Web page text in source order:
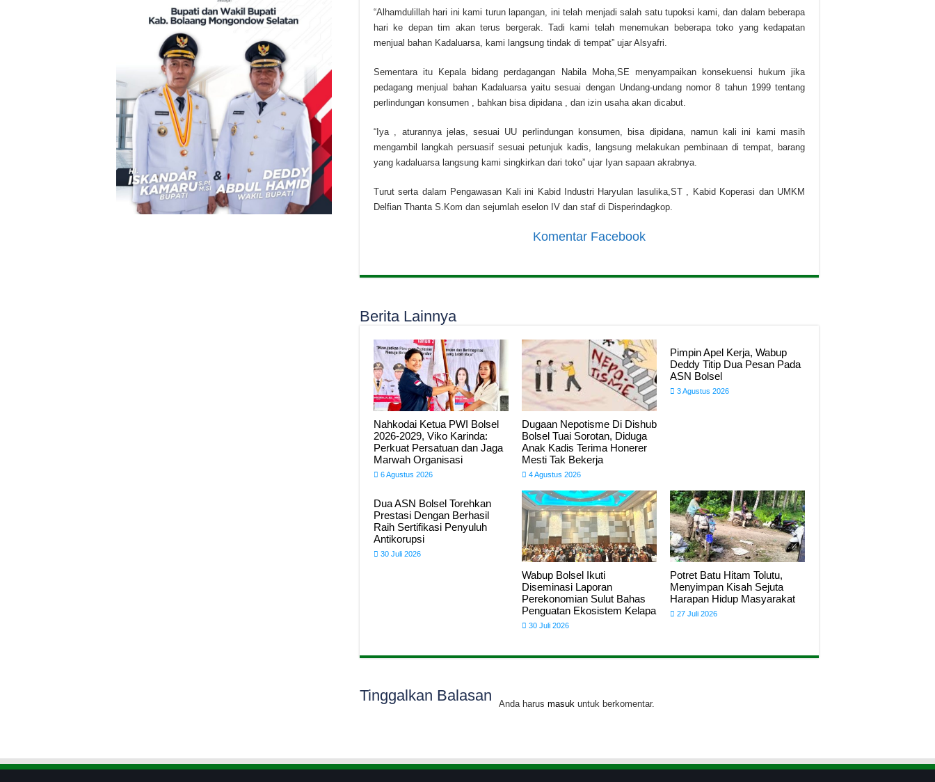
“Alhamdulillah hari ini kami turun lapangan, ini telah menjadi salah satu tupoksi kami, dan dalam beberapa
hari ke depan tim akan terus bergerak. Tadi kami telah menemukan beberapa toko yang kedapatan
menjual bahan Kadaluarsa, kami langsung tindak di tempat” ujar Alsyafri.
Sementara itu Kepala bidang perdagangan Nabila Moha,SE menyampaikan konsekuensi hukum jika
pedagang menjual bahan Kadaluarsa yaitu sesuai dengan Undang-undang nomor 8 tahun 1999 tentang
perlindungan konsumen , bahkan bisa dipidana , dan izin usaha akan dicabut.
“Iya , aturannya jelas, sesuai UU perlindungan konsumen, bisa dipidana, namun kali ini kami masih
mengambil langkah persuasif sesuai petunjuk kadis, langsung melakukan pembinaan di tempat, barang
yang kadaluarsa langsung kami singkirkan dari toko” ujar Iyan sapaan akrabnya.
Turut serta dalam Pengawasan Kali ini Kabid Industri Haryulan lasulika,ST , Kabid Koperasi dan UMKM
Delfian Thanta S.Kom dan sejumlah eselon IV dan staf di Disperindagkop.
Komentar Facebook
Berita Lainnya
Nahkodai Ketua PWI Bolsel
2026-2029, Viko Karinda:
Perkuat Persatuan dan Jaga
Marwah Organisasi
6 Agustus 2026
Dugaan Nepotisme Di Dishub
Bolsel Tuai Sorotan, Diduga
Anak Kadis Terima Honerer
Mesti Tak Bekerja
4 Agustus 2026
Pimpin Apel Kerja, Wabup
Deddy Titip Dua Pesan Pada
ASN Bolsel
3 Agustus 2026
Dua ASN Bolsel Torehkan
Prestasi Dengan Berhasil
Raih Sertifikasi Penyuluh
Antikorupsi
30 Juli 2026
Wabup Bolsel Ikuti
Diseminasi Laporan
Perekonomian Sulut Bahas
Penguatan Ekosistem Kelapa
30 Juli 2026
Potret Batu Hitam Tolutu,
Menyimpan Kisah Sejuta
Harapan Hidup Masyarakat
27 Juli 2026
Tinggalkan Balasan Anda harus masuk untuk berkomentar.